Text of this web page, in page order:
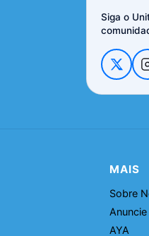
Siga o
MAIS
Sobre
Anuncie
AYA